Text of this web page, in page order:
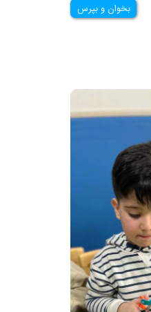
بخوان و بپرس